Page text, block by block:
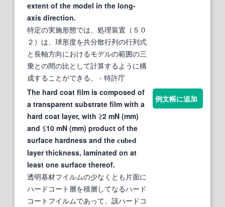
extent of the model in the long-
axis direction.
特定の実施形態では、処理装置（５０
２）は、球形度を共分散行列の行列式
と長軸方向におけるモデルの範囲の三
乗との間の比として計算するように構
成することができる。
- 特許庁
The hard coat film is composed of
a transparent substrate film with a
hard coat layer, with ≥2 mN (mm)
and ≤10 mN (mm) product of the
surface hardness and the cubed
layer thickness, laminated on at
least one surface thereof.
透明基材フイルムの少なくとも片面に
ハードコート層を積層してなるハード
コートフイルムであって、該ハードコ
例文帳に追加